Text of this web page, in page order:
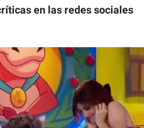
en las redes sociales